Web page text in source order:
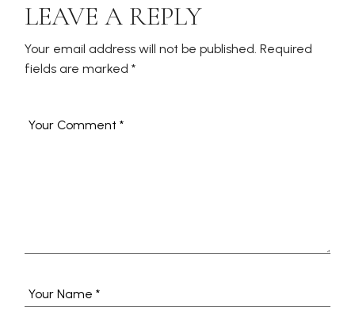
LEAVE A REPLY
Your email address will not be published. Required
fields are marked*